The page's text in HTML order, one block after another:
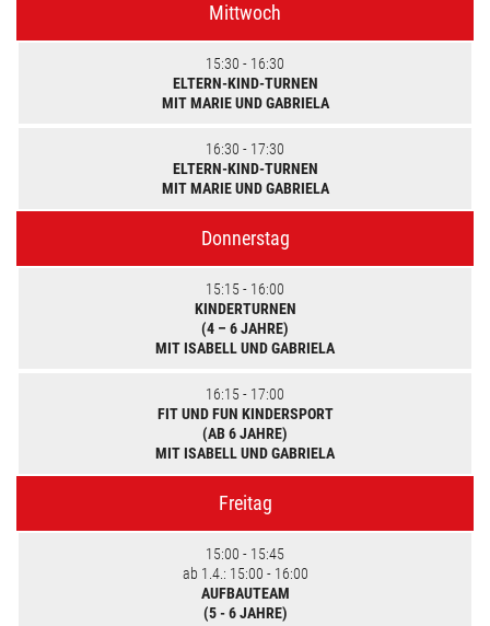
Mittwoch
15:30 - 16:30
ELTERN-KIND-TURNEN
MIT MARIE UND GABRIELA
16:30 - 17:30
ELTERN-KIND-TURNEN
MIT MARIE UND GABRIELA
Donnerstag
15:15 - 16:00
KINDERTURNEN
(4 – 6 JAHRE)
MIT ISABELL UND GABRIELA
16:15 - 17:00
FIT UND FUN KINDERSPORT
(AB 6 JAHRE)
MIT ISABELL UND GABRIELA
Freitag
15:00 - 15:45
ab 1.4.: 15:00 - 16:00
AUFBAUTEAM
(5 - 6 JAHRE)